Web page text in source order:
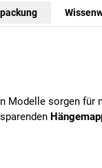
sorgen für